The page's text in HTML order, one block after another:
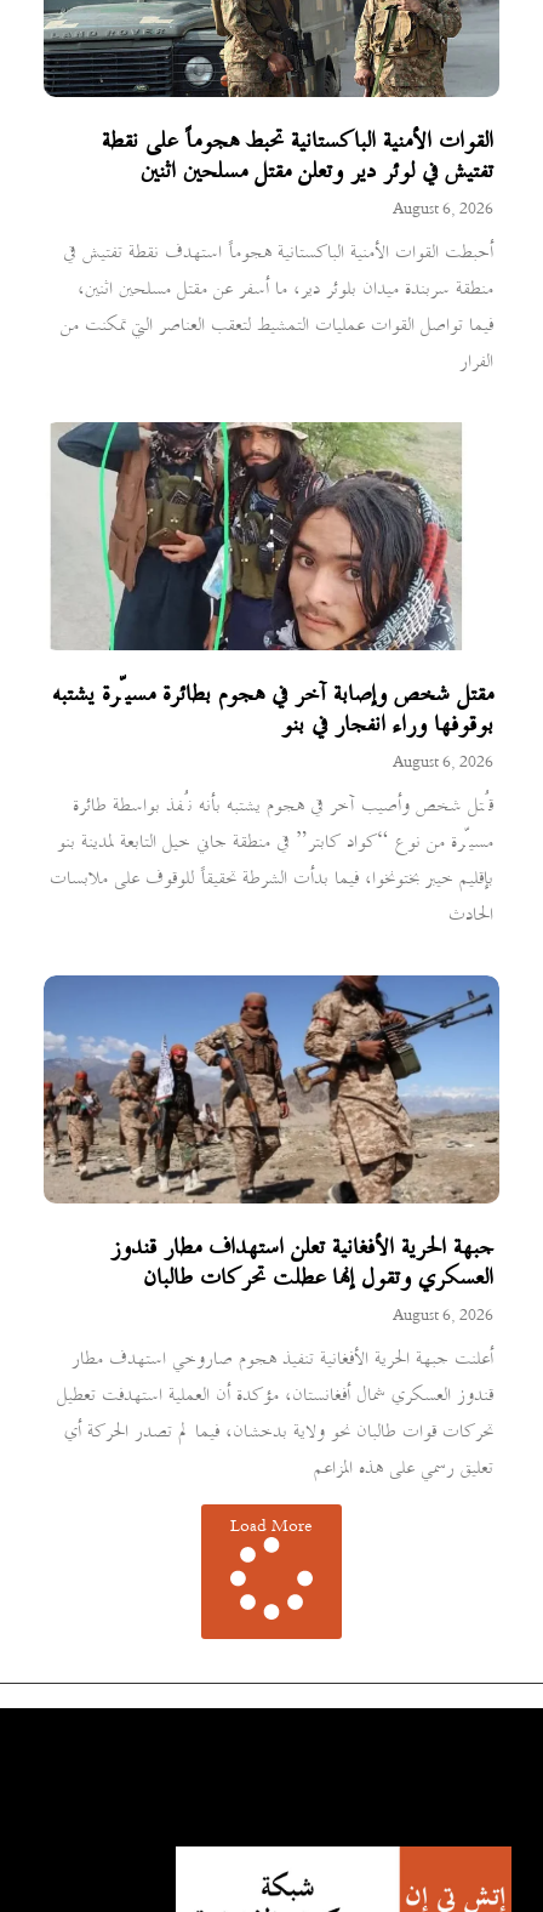
القوات الأمنية الباكستانية تحبط هجوماً على نقطة
تفتيش في لوئر دير وتعلن مقتل مسلحين اثنين
August 6, 2026
أحبطت القوات الأمنية الباكستانية هجوماً استهدف نقطة تفتيش في
منطقة سربندة ميدان بلوئر دير، ما أسفر عن مقتل مسلحين اثنين،
فيما تواصل القوات عمليات التمشيط لتعقب العناصر التي تمكنت من
الفرار
مقتل شخص وإصابة آخر في هجوم بطائرة مسيّرة يشتبه
بوقوفها وراء انفجار في بنو
August 6, 2026
قُتل شخص وأصيب آخر في هجوم يشتبه بأنه نُفذ بواسطة طائرة
مسيّرة من نوع “كواد كابتر” في منطقة جاني خيل التابعة لمدينة بنو
بإقليم خيبر بختونخوا، فيما بدأت الشرطة تحقيقاً للوقوف على ملابسات
الحادث
جبهة الحرية الأفغانية تعلن استهداف مطار قندوز
العسكري وتقول إنها عطلت تحركات طالبان
August 6, 2026
أعلنت جبهة الحرية الأفغانية تنفيذ هجوم صاروخي استهدف مطار
قندوز العسكري شمال أفغانستان، مؤكدة أن العملية استهدفت تعطيل
تحركات قوات طالبان نحو ولاية بدخشان، فيما لم تصدر الحركة أي
تعليق رسمي على هذه المزاعم
Load More